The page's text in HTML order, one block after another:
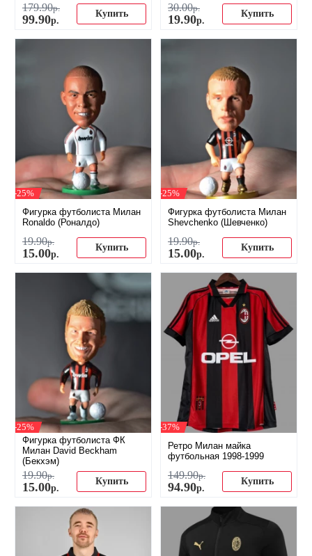
179.90р.
99.90р.
Купить
30.00р.
19.90р.
Купить
-25%
Фигурка футболиста Милан
Ronaldo (Роналдо)
19.90р.
15.00р.
Купить
-25%
Фигурка футболиста Милан
Shevchenko (Шевченко)
19.90р.
15.00р.
Купить
-25%
Фигурка футболиста ФК
Милан David Beckham
(Бекхэм)
19.90р.
15.00р.
Купить
-37%
Ретро Милан майка
футбольная 1998-1999
149.90р.
94.90р.
Купить